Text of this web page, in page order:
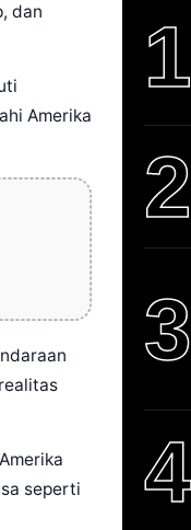
dan
Amerika
seperti
1
2
3
4